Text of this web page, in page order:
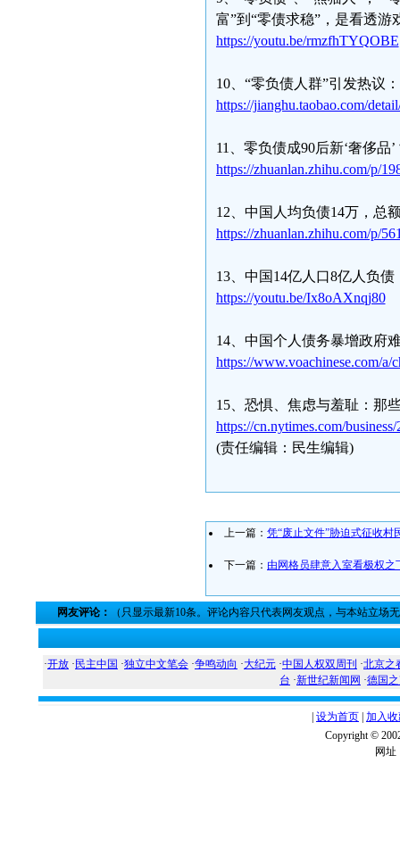
富”到“零债求稳”，是看透游
https://youtu.be/rmzfhTYQOBE
10、“零负债人群”引发热议
https://jianghu.taobao.com/
11、零负债成90后新‘奢侈
https://zhuanlan.zhihu.com/p/
12、中国人均负债14万，总
https://zhuanlan.zhihu.com/p/
13、中国14亿人口8亿人负
https://youtu.be/Ix8oAXnqj80
14、中国个人债务暴增政府
https://www.voachinese.com/a/
15、恐惧、焦虑与羞耻：那
https://cn.nytimes.com/
(责任编辑：民生编辑)
上一篇： 凭“废止文件”胁迫式征收村
下一篇： 由网格员肆意入室看极权之
网友评论： （只显示最新10条。评论内容只代表网友观点，与本站立场
·开放 · 民主中国 ·独立中文笔会 ·争鸣动向 ·大纪元 ·中国人权双周刊 ·北京之
台 ·新世纪新闻网 ·德国
设为首页 加入
Copyright ©
网址